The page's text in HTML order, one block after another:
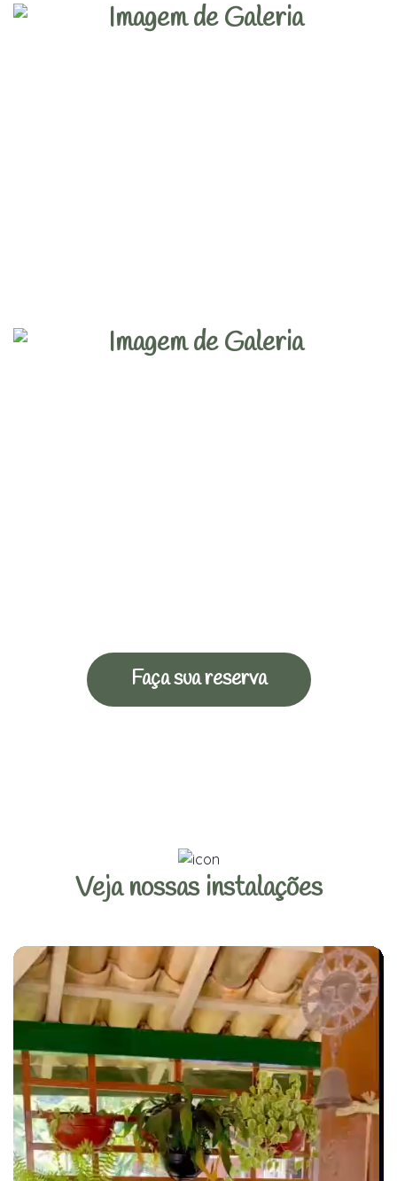
Faça sua reserva
Veja nossas instalações